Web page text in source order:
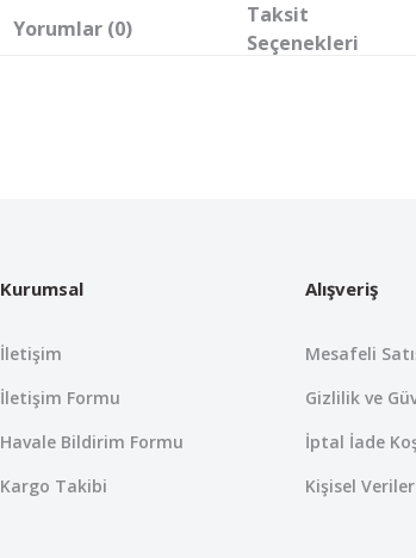
Yorumlar (0)
Taksit
Seçenekleri
Kurumsal
İletişim
İletişim Formu
Havale Bildirim Formu
Kargo Takibi
Alışveriş
Mesafeli
Gizlilik ve
İptal İade
Kişisel